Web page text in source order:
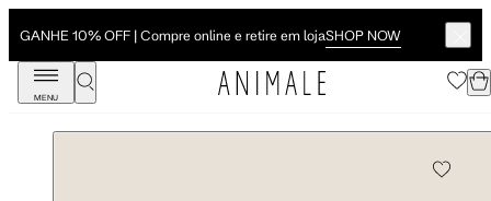
GANHE 10% OFF | Compre online e retire em lojaSHOP NOW
MENU